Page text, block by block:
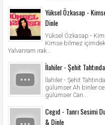
Yüksel Özkasap -
Dinle
Yüksel Özkasap -
Kimse bilmez
Yalvarıram ırak...
İlahiler - Şehit
İlahiler - Şehit
gülümser Ah binler ce
gülümser Can...
Cegıd - Tanrı Sesimi
& Dinle